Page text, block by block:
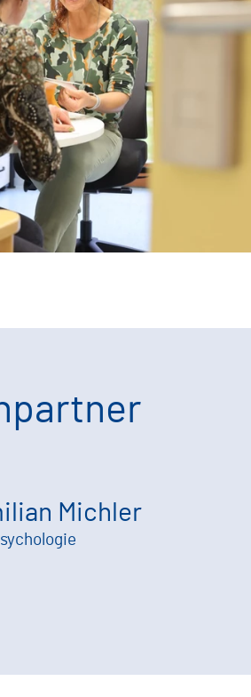
Michler